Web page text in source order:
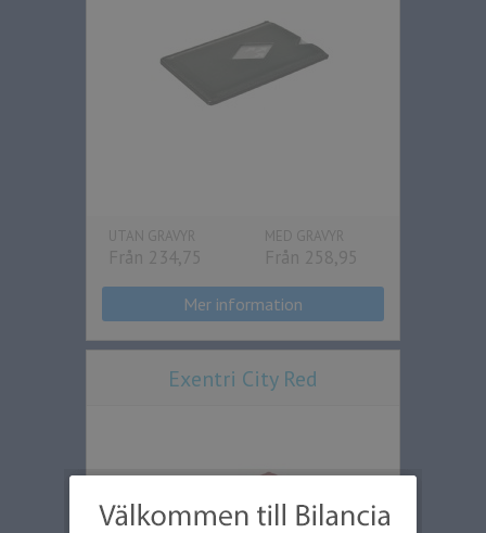
UTAN GRAVYR
Från 234,75
MED GRAVYR
Från 258,95
Mer information
Exentri City Red